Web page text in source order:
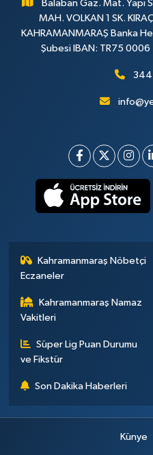
Balaban Gaz. Mat. Yapı
MAH. VOLKAN 1 SK.
KAHRAMANMARAŞ Banka
Şubesi IBAN: TR75
Kahramanmaraş Nöbetçi
Eczaneler
Kahramanmaraş Namaz
Vakitleri
Süper Lig Puan Durumu
ve Fikstür
Son Dakika Haberleri
Künye